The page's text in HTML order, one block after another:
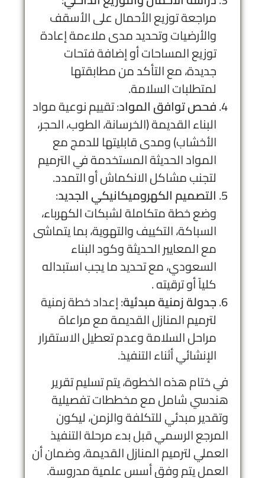
مراجعة توزيع الأحمال على الأسقف
والأرضيات وتحديد مدى ملاءمة إعادة
توزيع المساحات أو إضافة فتحات
جديدة، مع التأكد من مطابقتها
لمتطلبات السلامة.
فحص توافق المواد: تقييم نوعية مواد
البناء القديمة (الخرسانة، الطوب، الحجر،
الأخشاب) ومدى قابليتها للدمج مع
المواد الحديثة المستخدمة في الترميم
لتجنب مشاكل الانكماش أو التمدد.
التصميم الكهروميكانيكي الجديد:
وضع خطة متكاملة لشبكات الكهرباء،
السباكة، التكييف والتهوية، بما يتماشى
مع المعايير الحديثة وكود البناء
السعودي، مع تحديد ما يجب استبداله
كلياً أو ترقيته .
جدولة زمنية مبدئية: إعداد خطة زمنية
لترميم المنازل القديمة مع مراعاة
مراحل السلامة وعدم تعطيل الاستقرار
الإنشائي أثناء التنفيذ.
في ختام هذه الخطوة، يتم تسليم تقرير
هندسي شامل مع مخططات تفصيلية
وتقدير مبدئي للتكلفة والزمن، ليكون
المرجع الرسمي قبل بدء مرحلة التنفيذ
العملي لترميم المنازل القديمة، وضمان أن
العمل يتم وفق أسس علمية مدروسة.